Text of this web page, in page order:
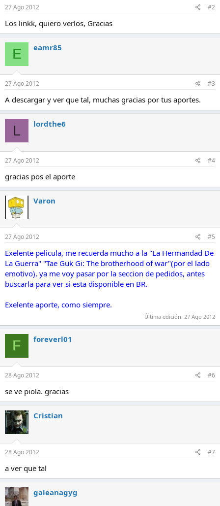
e
s
27 Ago 2012 #2
Los linkk, quiero verlos, Gracias
E eamr85
27 Ago 2012 #3
A descargar y ver que tal, muchas gracias por tus aportes.
L lordthe6
27 Ago 2012 #4
gracias pos el aporte
Varon
27 Ago 2012 #5
Exelente pelicula, me recuerda mucho a la "La Hermandad De
La Guerra" "Tae Guk Gi: The brotherhood of war"(por el lado
emotivo), ya me voy pasar por la seccion de pedidos, antes
buscarla para ver si esta disponible en BR.
Exelente aporte, como siempre.
Última edición: 27 Ago 2012
F foreverl01
28 Ago 2012 #6
se ve piola. gracias
Cristian
28 Ago 2012 #7
a ver que tal
galeanagyg